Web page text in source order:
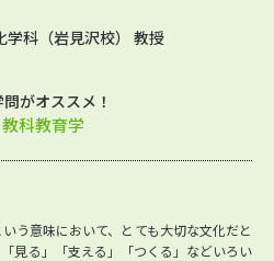
学科（岩見沢校） 教授
がオススメ！
科教育学
う意味において、とても大切な文化だと
見る」「支える」「つくる」などいろい